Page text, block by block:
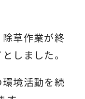
除草作業が終
しました。
環境活動を続